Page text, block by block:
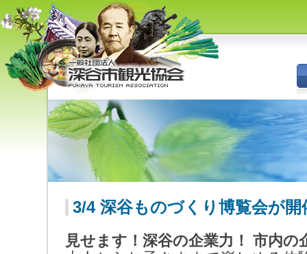
（旧深谷市・岡部町・花園町・
川本町）の観光情報
3/4 深谷ものづくり博覧会が
見せます！深谷の企業力！ 市内の